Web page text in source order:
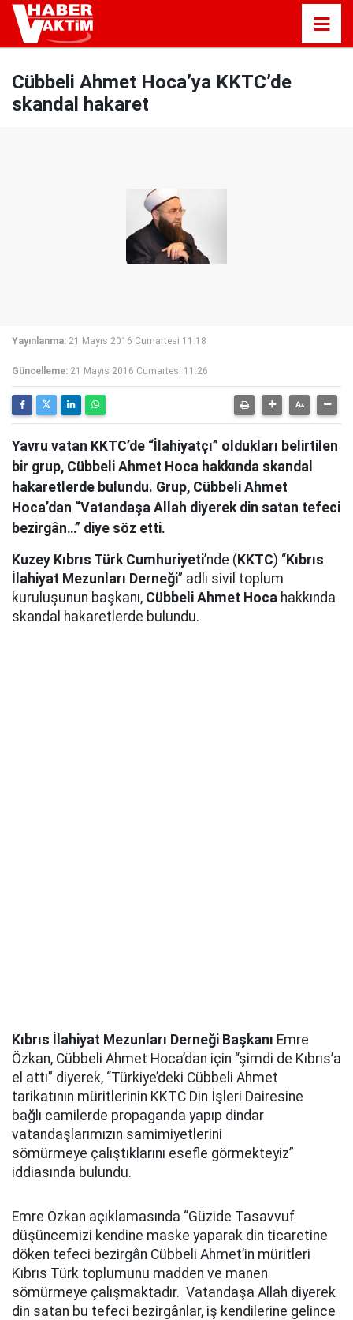
Cübbeli Ahmet Hoca’ya KKTC’de
skandal hakaret
Yayınlanma: 21 Mayıs 2016 Cumartesi 11:18
Güncelleme: 21 Mayıs 2016 Cumartesi 11:26
Yavru vatan KKTC’de “İlahiyatçı” oldukları belirtilen
bir grup, Cübbeli Ahmet Hoca hakkında skandal
hakaretlerde bulundu. Grup, Cübbeli Ahmet
Hoca’dan “Vatandaşa Allah diyerek din satan tefeci
bezirgân…” diye söz etti.
Kuzey Kıbrıs Türk Cumhuriyeti’nde ( KKTC) “Kıbrıs
İlahiyat Mezunları Derneği” adlı sivil toplum
kuruluşunun başkanı, Cübbeli Ahmet Hoca hakkında
skandal hakaretlerde bulundu.
Kıbrıs İlahiyat Mezunları Derneği Başkanı Emre
Özkan, Cübbeli Ahmet Hoca’dan için “şimdi de Kıbrıs’a
el attı” diyerek, “Türkiye’deki Cübbeli Ahmet
tarikatının müritlerinin KKTC Din İşleri Dairesine
bağlı camilerde propaganda yapıp dindar
vatandaşlarımızın samimiyetlerini
sömürmeye çalıştıklarını esefle görmekteyiz”
iddiasında bulundu.
Emre Özkan açıklamasında “Güzide Tasavvuf
düşüncemizi kendine maske yaparak din ticaretine
döken tefeci bezirgân Cübbeli Ahmet’in müritleri
Kıbrıs Türk toplumunu madden ve manen
sömürmeye çalışmaktadır. Vatandaşa Allah diyerek
din satan bu tefeci bezirgânlar, iş kendilerine gelince